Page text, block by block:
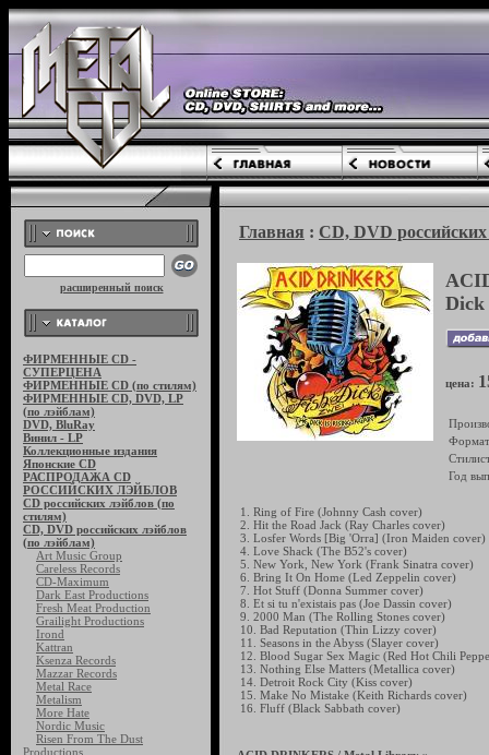
расширенный поиск
ФИРМЕННЫЕ CD -
СУПЕРЦЕНА
ФИРМЕННЫЕ CD (по стилям)
ФИРМЕННЫЕ CD, DVD, LP
(по лэйблам)
DVD, BluRay
Винил - LP
Коллекционные издания
Японские CD
РАСПРОДАЖА CD
РОССИЙСКИХ ЛЭЙБЛОВ
CD российских лэйблов (по
стилям)
CD, DVD российских лэйблов
(по лэйблам)
Art Music Group
Careless Records
CD-Maximum
Dark East Productions
Fresh Meat Production
Grailight Productions
Irond
Kattran
Ksenza Records
Mazzar Records
Metal Race
Metalism
More Hate
Nordic Music
Risen From The Dust
Productions
Главная : CD, DVD
Dick
цена:
Год
1. Ring of Fire (Johnny Cash cover)
2. Hit the Road Jack (Ray Charles cover)
3. Losfer Words [Big 'Orra] (Iron Maiden cover)
4. Love Shack (The B52's cover)
5. New York, New York (Frank Sinatra cover)
6. Bring It On Home (Led Zeppelin cover)
7. Hot Stuff (Donna Summer cover)
8. Et si tu n'existais pas (Joe Dassin cover)
9. 2000 Man (The Rolling Stones cover)
10. Bad Reputation (Thin Lizzy cover)
11. Seasons in the Abyss (Slayer cover)
12. Blood Sugar Sex Magic (Red Hot Chili
13. Nothing Else Matters (Metallica cover)
14. Detroit Rock City (Kiss cover)
15. Make No Mistake (Keith Richards cover)
16. Fluff (Black Sabbath cover)